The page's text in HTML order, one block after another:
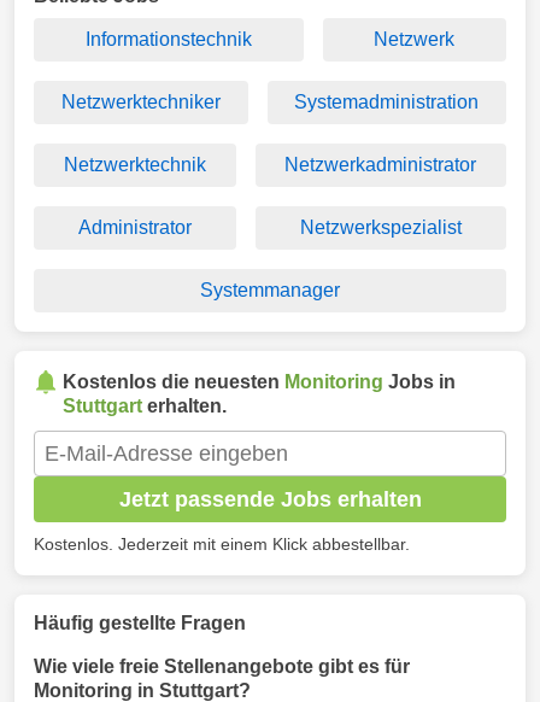
Informationstechnik Netzwerk
Netzwerktechniker Systemadministration
Netzwerktechnik Netzwerkadministrator
Administrator Netzwerkspezialist
Systemmanager
Kostenlos die neuesten Monitoring Jobs in
Stuttgart erhalten.
Jetzt passende Jobs erhalten
Kostenlos. Jederzeit mit einem Klick abbestellbar.
Häufig gestellte Fragen
Wie viele freie Stellenangebote gibt es für
Monitoring in Stuttgart?